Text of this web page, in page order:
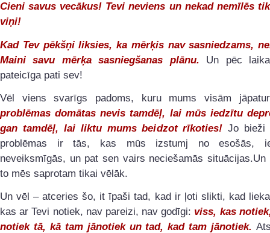
Cieni savus vecākus! Tevi neviens un nekad nemīlēs
viņi!
Kad Tev pēkšņi liksies, ka mērķis nav sasniedzams,
Maini savu mērķa sasniegšanas plānu.
Un pēc
pateicīga pati sev!
Vēl viens svarīgs padoms, kuru mums visām
problēmas domātas nevis tamdēļ, lai mūs iedzītu
gan tamdēļ, lai liktu mums beidzot rīkoties! Jo bieži
problēmas ir tās, kas mūs izstumj no esošās,
neveiksmīgās, un pat sen vairs neciešamās situācijas.Un
to mēs saprotam tikai vēlāk.
Un vēl – atceries šo, it īpaši tad, kad ir ļoti slikti, kad
kas ar Tevi notiek, nav pareizi, nav godīgi: viss, kas
notiek tā, kā tam jānotiek un tad, kad tam jānotiek.